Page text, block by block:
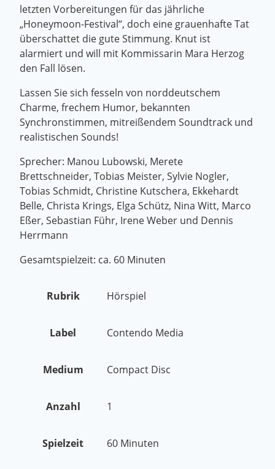
letzten Vorbereitungen für das jährliche
„Honeymoon-Festival“, doch eine grauenhafte Tat
überschattet die gute Stimmung. Knut ist
alarmiert und will mit Kommissarin Mara Herzog
den Fall lösen.
Lassen Sie sich fesseln von norddeutschem
Charme, frechem Humor, bekannten
Synchronstimmen, mitreißendem Soundtrack und
realistischen Sounds!
Sprecher: Manou Lubowski, Merete
Brettschneider, Tobias Meister, Sylvie Nogler,
Tobias Schmidt, Christine Kutschera, Ekkehardt
Belle, Christa Krings, Elga Schütz, Nina Witt, Marco
Eßer, Sebastian Führ, Irene Weber und Dennis
Herrmann
Gesamtspielzeit: ca. 60 Minuten
Rubrik Hörspiel
Label Contendo Media
Medium Compact Disc
Anzahl 1
Spielzeit 60 Minuten